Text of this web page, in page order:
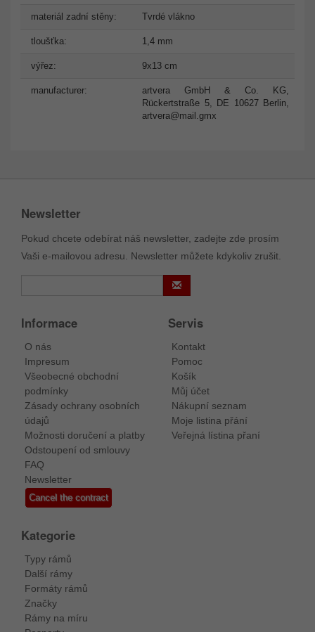
materiál zadní stěny: Tvrdé vlákno
tloušťka: 1,4 mm
výřez: 9x13 cm
manufacturer:
artvera GmbH & Co. KG,
Rückertstraße 5, DE 10627 Berlin,
artvera@mail.gmx
Newsletter
Pokud chcete odebírat náš newsletter, zadejte zde prosím
Vaši e-mailovou adresu. Newsletter můžete kdykoliv zrušit.
Informace
O nás
Impresum
Všeobecné obchodní
podmínky
Zásady ochrany osobních
údajů
Možnosti doručení a platby
Odstoupení od smlouvy
FAQ
Newsletter
Cancel the contract
Servis
Kontakt
Pomoc
Košík
Můj účet
Nákupní seznam
Moje listina přání
Veřejná lístina přaní
Kategorie
Typy rámů
Další rámy
Formáty rámů
Značky
Rámy na míru